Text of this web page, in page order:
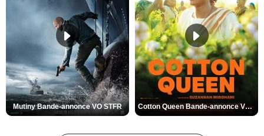
Mutiny Bande-annonce VO STFR Cotton Queen Bande-annonce VO STFR